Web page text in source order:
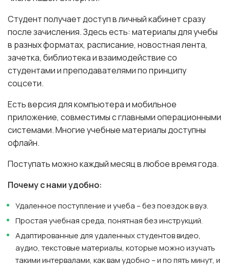
Студент получает доступ в личный кабинет сразу
после зачисления. Здесь есть: материалы для учебы
в разных форматах, расписание, новостная лента,
зачетка, библиотека и взаимодействие со
студентами и преподавателями по принципу
соцсети.
Есть версия для компьютера и мобильное
приложение, совместимы с главными операционными
системами. Многие учебные материалы доступны
офлайн.
Поступать можно каждый месяц в любое время года.
Почему с нами удобно:
Удаленное поступление и учеба – без поездок в вуз.
Простая учебная среда, понятная без инструкций.
Адаптированные для удаленных студентов видео,
аудио, текстовые материалы, которые можно изучать
такими интервалами, как вам удобно – и по пять минут, и